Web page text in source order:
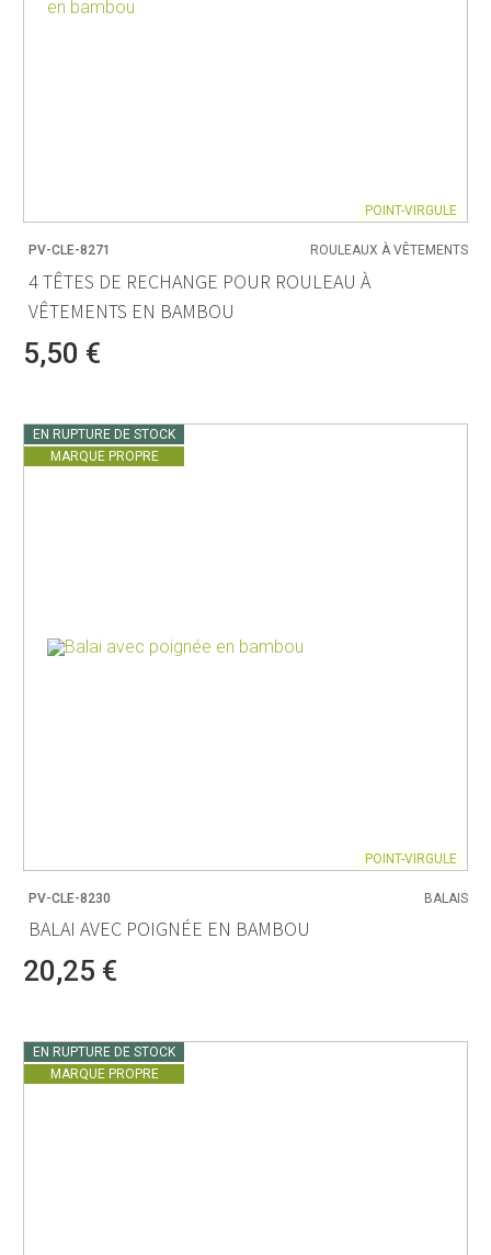
POINT-VIRGULE
PV-CLE-8271 ROULEAUX À VÊTEMENTS
4 TÊTES DE RECHANGE POUR ROULEAU À
VÊTEMENTS EN BAMBOU
5,50 €
EN RUPTURE DE STOCK
MARQUE PROPRE
POINT-VIRGULE
PV-CLE-8230 BALAIS
BALAI AVEC POIGNÉE EN BAMBOU
20,25 €
EN RUPTURE DE STOCK
MARQUE PROPRE